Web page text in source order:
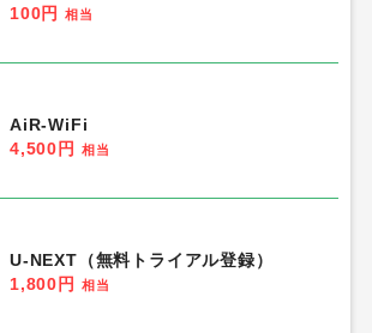
100円
相当
AiR-WiFi
4,500円
相当
U-NEXT（無料トライアル登録）
1,800円
相当